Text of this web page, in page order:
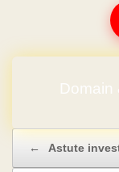
Domain
← Astute